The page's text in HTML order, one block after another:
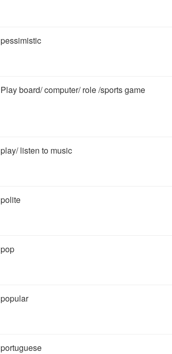
pessimistic
Play board/ computer/ role /sports game
play/ listen to music
polite
pop
popular
portuguese